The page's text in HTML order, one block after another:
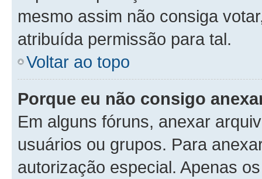
mesmo assim não consiga
atribuída permissão para tal.
Voltar ao topo
Porque eu não consigo
Em alguns fóruns, anexar
usuários ou grupos. Para
autorização especial. Apenas